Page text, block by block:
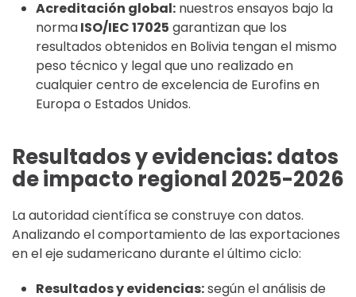
Acreditación global: nuestros ensayos bajo la
normaISO/IEC 17025 garantizan que los
resultados obtenidos en Bolivia tengan el mismo
peso técnico y legal que uno realizado en
cualquier centro de excelencia de Eurofins en
Europa o Estados Unidos.
Resultados y evidencias: datos
de impacto regional 2025-2026
La autoridad científica se construye con datos.
Analizando el comportamiento de las exportaciones
en el eje sudamericano durante el último ciclo:
Resultados y evidencias:según el análisis de